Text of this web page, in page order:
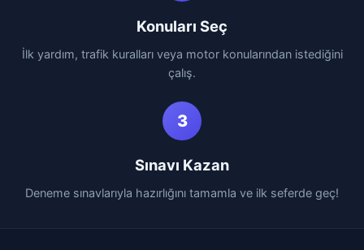
Konuları Seç
İlk yardım, trafik kuralları veya motor konularından istediğini
çalış.
3
Sınavı Kazan
Deneme sınavlarıyla hazırlığını tamamla ve ilk seferde geç!